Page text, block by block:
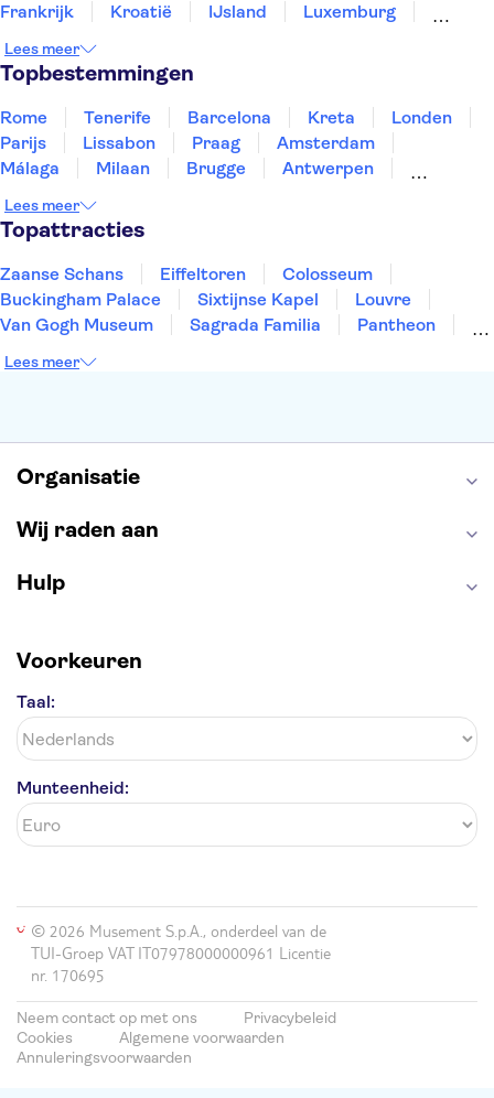
Frankrijk
Kroatië IJsland
Luxemburg
Slovenië
Thailand
Lees meer
Topbestemmingen
Rome Tenerife Barcelona Kreta
Londen
Parijs
Lissabon Praag
Amsterdam
Málaga
Milaan Brugge
Antwerpen
Eindhoven
Lees meer
Topattracties
Zaanse Schans Eiffeltoren
Colosseum
Buckingham Palace
Sixtijnse Kapel
Louvre
Van Gogh Museum
Sagrada Familia
Pantheon
Keukenhof
Lees meer
Organisatie
Wij raden aan
Hulp
Voorkeuren
Taal:
Munteenheid:
© 2026 Musement S.p.A., onderdeel van de
TUI-Groep VAT IT07978000000961 Licentie
nr. 170695
Neem contact op met ons
Privacybeleid
Cookies
Algemene voorwaarden
Annuleringsvoorwaarden